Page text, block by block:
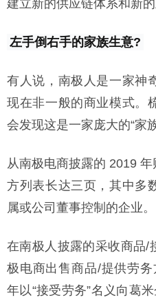
建立新的供应链体系和新的
左手倒右手的家族生意?
有人说，南极人是一家神
现在非一般的商业模式。
会发现这是一家庞大的“家族
从南极电商披露的 2019
方列表长达三页，其中多
属或公司董事控制的企业。
在南极人披露的采收商品/
极电商出售商品/提供劳
年以“接受劳务”名义向葛